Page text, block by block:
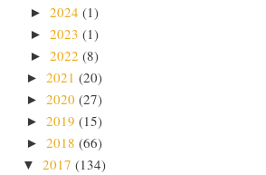
► 2024 (1)
► 2023 (1)
► 2022 (8)
► 2021 (20)
► 2020 (27)
► 2019 (15)
► 2018 (66)
▼ 2017 (134)